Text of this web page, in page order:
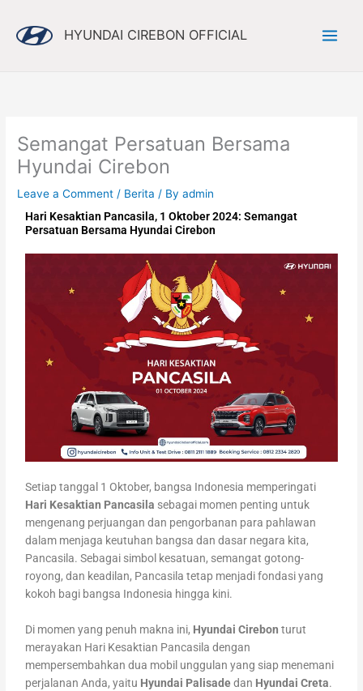
content
HYUNDAI CIREBON OFFICIAL
Semangat Persatuan Bersama
Hyundai Cirebon
Leave a Comment / Berita / Byadmin
Hari Kesaktian Pancasila, 1 Oktober 2024: Semangat
Persatuan Bersama Hyundai Cirebon
Setiap tanggal 1 Oktober, bangsa Indonesia memperingati
Hari Kesaktian Pancasila sebagai momen penting untuk
mengenang perjuangan dan pengorbanan para pahlawan
dalam menjaga keutuhan bangsa dan dasar negara kita,
Pancasila. Sebagai simbol kesatuan, semangat gotong-
royong, dan keadilan, Pancasila tetap menjadi fondasi yang
kokoh bagi bangsa Indonesia hingga kini.
Di momen yang penuh makna ini, Hyundai Cirebon turut
merayakan Hari Kesaktian Pancasila dengan
mempersembahkan dua mobil unggulan yang siap menemani
perjalanan Anda, yaitu Hyundai Palisadedan Hyundai Creta.